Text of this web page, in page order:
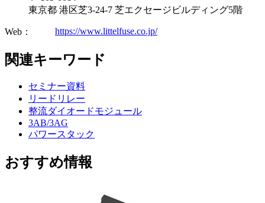
東京都 港区芝3-24-7 芝エクセージビルディング5階
Web： https://www.littelfuse.co.jp/
関連キーワード
セミナー資料
リードリレー
整流ダイオードモジュール
3AB/3AG
パワースタック
おすすめ情報